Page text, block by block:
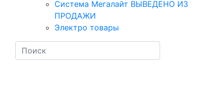
Система Мегалайт ВЫВЕДЕНО ИЗ
ПРОДАЖИ
Электро товары